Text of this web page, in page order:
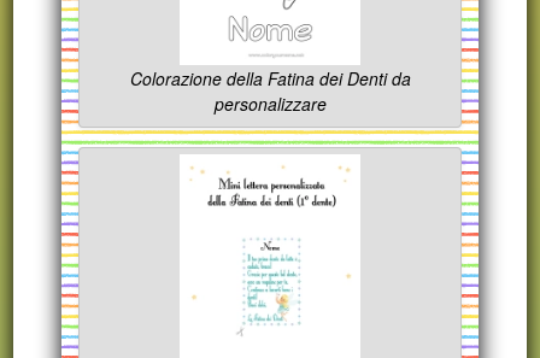
Colorazione della Fatina dei Denti da
personalizzare